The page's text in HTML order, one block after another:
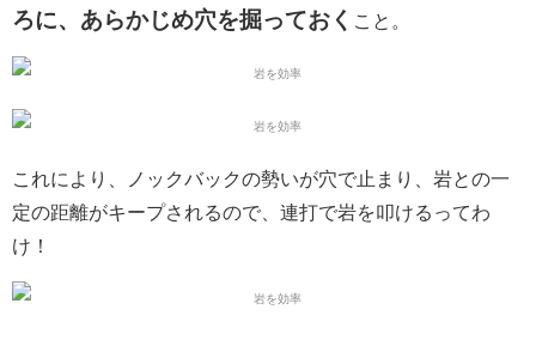
ろに、あらかじめ穴を掘っておく こと。
これにより、ノックバックの勢いが穴で止まり、岩との一
定の距離がキープされるので、連打で岩を叩けるってわ
け！